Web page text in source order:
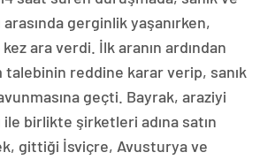
gerginlik yaşanırken,
ara verdi. İlk aranın ardından
reddine karar verip, sanık
geçti. Bayrak, araziyi
ile birlikte şirketleri adına satın
gittiği İsviçre, Avusturya ve